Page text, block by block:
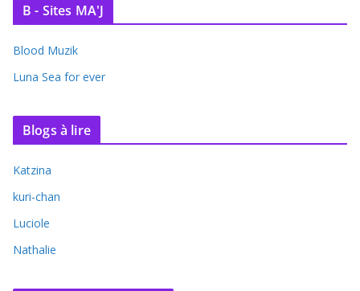
B - Sites MA'J
Blood Muzik
Luna Sea for ever
Blogs à lire
Katzina
kuri-chan
Luciole
Nathalie